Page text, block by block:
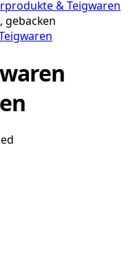
& Teigwaren
gebacken